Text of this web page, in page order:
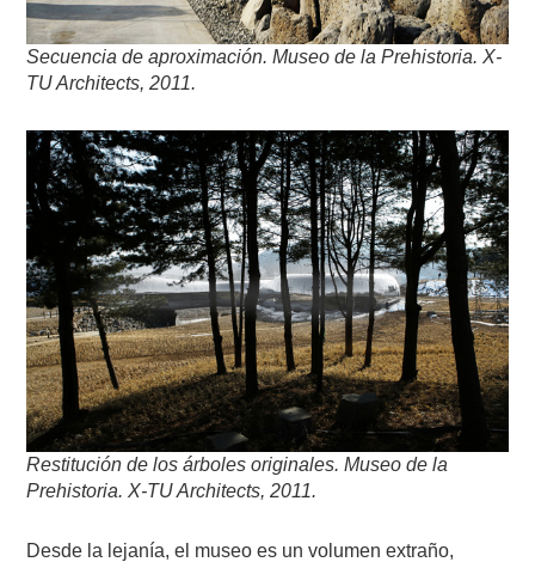
Secuencia de aproximación. Museo de la Prehistoria. X-
TU Architects, 2011.
Restitución de los árboles originales. Museo de la
Prehistoria. X-TU Architects, 2011.
Desde la lejanía, el museo es un volumen extraño,